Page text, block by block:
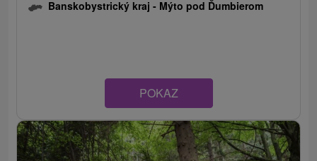
Banskobystrický kraj - Mýto pod Ďumbierom
POKAZ